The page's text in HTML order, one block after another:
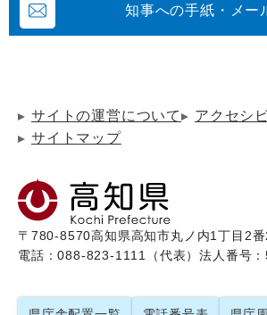
知事への手紙・メー
サイトの運営について
アクセシ
サイトマップ
〒780-8570高知県高知市丸ノ内1丁目2
電話：088-823-1111（代表）法人番号